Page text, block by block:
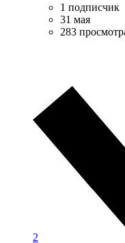
1 подписчик
31 мая
283
2